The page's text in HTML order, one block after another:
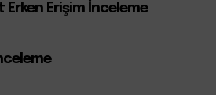
Erişim İnceleme